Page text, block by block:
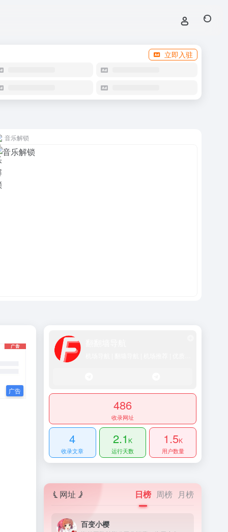
立即入驻
音乐解锁
486
收录网址
4
收录文章
2.1 K
运行天数
1.5K
用户数量
网址 日榜 周榜 月榜
百变小樱